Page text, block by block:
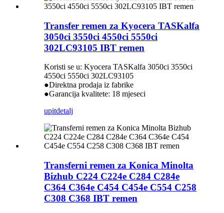
Transfer remen za Kyocera TASKalfa
3050ci 3550ci 4550ci 5550ci
302LC93105 IBT remen
Koristi se u: Kyocera TASKalfa 3050ci 3550ci
4550ci 5550ci 302LC93105
●Direktna prodaja iz fabrike
●Garancija kvalitete: 18 mjeseci
upitdetalj
Transferni remen za Konica Minolta
Bizhub C224 C224e C284 C284e
C364 C364e C454 C454e C554 C258
C308 C368 IBT remen